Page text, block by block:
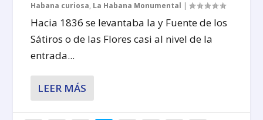
Habana curiosa, La Habana Monumental |
Hacia 1836 se levantaba la y Fuente de los
Sátiros o de las Flores casi al nivel de la
entrada...
LEER MÁS